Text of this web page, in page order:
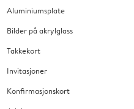
Aluminiumsplate
Bilder på akrylglass
Takkekort
Invitasjoner
Konfirmasjonskort